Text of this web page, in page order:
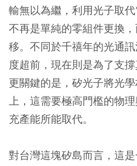
輸無以為繼，利用光子取
不再是單純的零組件更換
移。不同於千禧年的光通
度超前，現在則是為了支
更關鍵的是，矽光子將光
上，這需要極高門檻的物
充產能所能取代。
對台灣這塊矽島而言，這